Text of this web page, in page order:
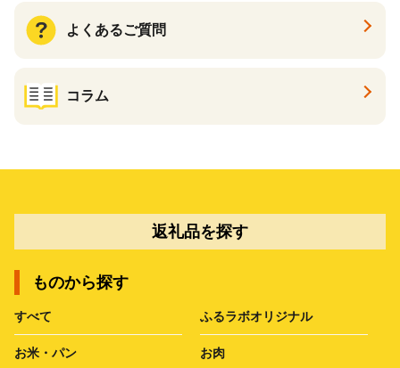
よくあるご質問
コラム
返礼品を探す
ものから探す
すべて ふるラボオリジナル
お米・パン お肉